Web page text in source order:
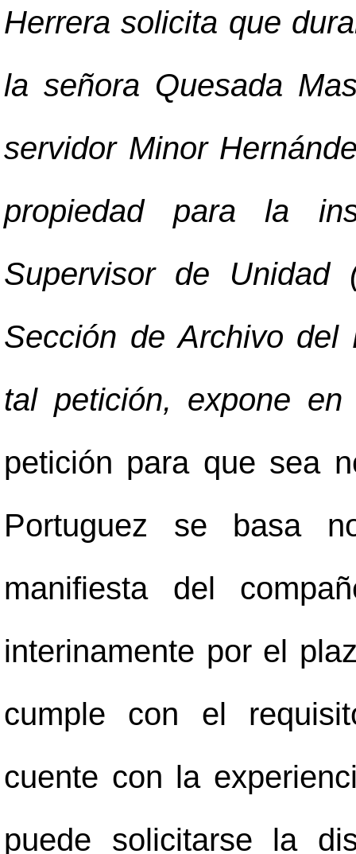
Herrera solicita que
la señora Quesada
servidor Minor
propiedad para la
Supervisor de
Sección de Archivo
tal petición, expone
petición para que sea
Portuguez se basa
manifiesta del
interinamente por el
cumple con el
cuente con la
puede solicitarse la